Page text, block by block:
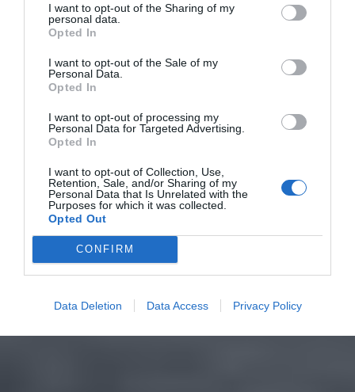
I want to opt-out of the Sharing of my
personal data.
Opted In
I want to opt-out of the Sale of my
Personal Data.
Opted In
I want to opt-out of processing my
Personal Data for Targeted Advertising.
Opted In
I want to opt-out of Collection, Use,
Retention, Sale, and/or Sharing of my
Personal Data that Is Unrelated with the
Purposes for which it was collected.
Opted Out
CONFIRM
Data Deletion Data Access Privacy Policy